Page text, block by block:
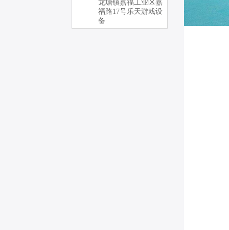
龙塘镇嘉福工业区嘉
福路17号乐天游戏设
备